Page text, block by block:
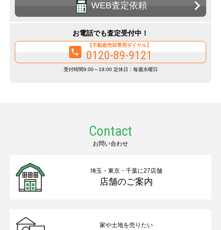
WEB査定依頼
お電話でも査定受付中！
【不動産売却専用ダイヤル】
0120-89-9121
受付時間9:00～18:00 定休日：毎週水曜日
Contact
お問い合わせ
埼玉・東京・千葉に27店舗
店舗のご案内
家や土地を売りたい